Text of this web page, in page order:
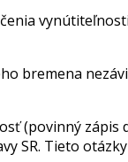
bremena
(povinný
SR. Tieto